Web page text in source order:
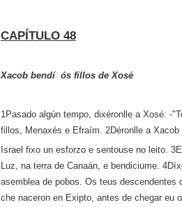
CAPÍTULO 48
Xacob bendí ós fillos de Xosé
1Pasado algún tempo, dixéronlle a Xosé:
fillos, Menaxés e Efraím. 2Déronlle a
Israel fixo un esforzo e sentouse no leito.
Luz, na terra de Canaán, e bendiciume.
asemblea de pobos. Os teus descendentes
che naceron en Exipto, antes de chegar eu